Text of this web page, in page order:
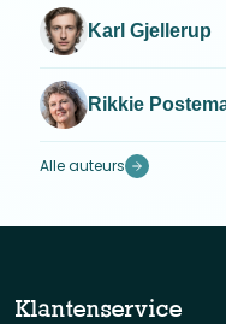
Karl Gjellerup
Rikkie
Alle auteurs
Klantenservice